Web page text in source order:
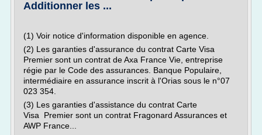
Additionner les ...
(1) Voir notice d'information disponible en agence.
(2) Les garanties d'assurance du contrat Carte Visa
Premier sont un contrat de Axa France Vie, entreprise
régie par le Code des assurances. Banque Populaire,
intermédiaire en assurance inscrit à l'Orias sous le n°07
023 354.
(3) Les garanties d'assistance du contrat Carte
Visa Premier sont un contrat Fragonard Assurances et
AWP France...